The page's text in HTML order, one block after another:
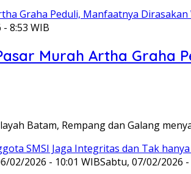
8:53 WIB
Murah Artha
Batam, Rempang dan Galang
02/2026 - 10:01 WIBSabtu, 07/02/2026 -